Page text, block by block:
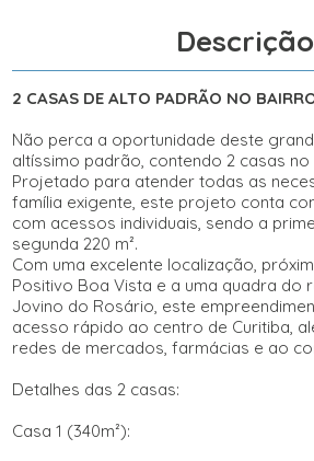
Descrição
2 CASAS DE ALTO PADRÃO NO
Não perca a oportunidade deste
altíssimo padrão, contendo 2 casas
Projetado para atender todas as
família exigente, este projeto conta
com acessos individuais, sendo a
segunda 220 m².
Com uma excelente localização,
Positivo Boa Vista e a uma quadra do
Jovino do Rosário, este
acesso rápido ao centro de Curitiba,
redes de mercados, farmácias e ao
Detalhes das 2 casas:
Casa 1 (340m²):